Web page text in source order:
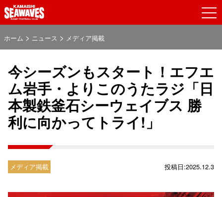
ホーム > ニュース > メディア掲載
今シーズンもスタート！エフエ
ム岩手・よりこのうたラジ「日
本製鉄釜石シーウェイブス 勝
利に向かってトライ!」
メディア掲載 投稿日:2025.12.3